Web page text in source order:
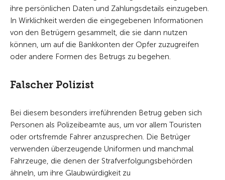
ihre persönlichen Daten und Zahlungsdetails einzugeben.
In Wirklichkeit werden die eingegebenen Informationen
von den Betrügern gesammelt, die sie dann nutzen
können, um auf die Bankkonten der Opfer zuzugreifen
oder andere Formen des Betrugs zu begehen.
Falscher Polizist
Bei diesem besonders irreführenden Betrug geben sich
Personen als Polizeibeamte aus, um vor allem Touristen
oder ortsfremde Fahrer anzusprechen. Die Betrüger
verwenden überzeugende Uniformen und manchmal
Fahrzeuge, die denen der Strafverfolgungsbehörden
ähneln, um ihre Glaubwürdigkeit zu